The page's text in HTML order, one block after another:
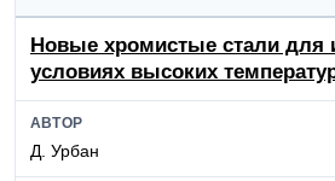
Новые хромистые стали для
условиях высоких
АВТОР
Д. Урбан